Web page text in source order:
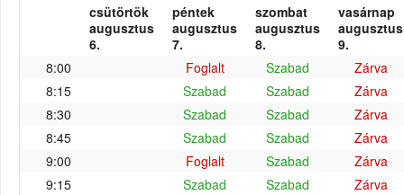
csütörtök
augusztus
6.
péntek
augusztus
7.
szombat
augusztus
8.
vasárnap
augusztus
9.
8:00
Foglalt Szabad
Zárva
8:15
Szabad Szabad
Zárva
8:30
Szabad Szabad
Zárva
8:45
Szabad Szabad
Zárva
9:00
Foglalt Szabad
Zárva
9:15
Szabad Szabad
Zárva